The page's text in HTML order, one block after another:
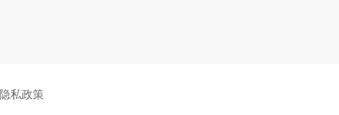
隐私政策